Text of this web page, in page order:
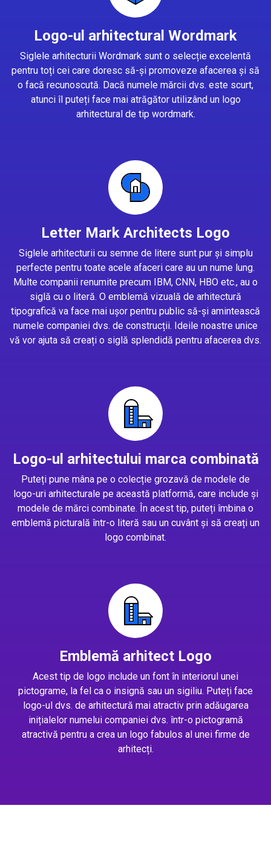
Logo-ul arhitectural Wordmark
Siglele arhitecturii Wordmark sunt o selecție excelentă
pentru toți cei care doresc să-și promoveze afacerea și să
o facă recunoscută. Dacă numele mărcii dvs. este scurt,
atunci îl puteți face mai atrăgător utilizând un logo
arhitectural de tip wordmark.
Letter Mark Architects Logo
Siglele arhitecturii cu semne de litere sunt pur și simplu
perfecte pentru toate acele afaceri care au un nume lung.
Multe companii renumite precum IBM, CNN, HBO etc., au o
siglă cu o literă. O emblemă vizuală de arhitectură
tipografică va face mai ușor pentru public să-și amintească
numele companiei dvs. de construcții. Ideile noastre unice
vă vor ajuta să creați o siglă splendidă pentru afacerea dvs.
Logo-ul arhitectului marca combinată
Puteți pune mâna pe o colecție grozavă de modele de
logo-uri arhitecturale pe această platformă, care include și
modele de mărci combinate. În acest tip, puteți îmbina o
emblemă picturală într-o literă sau un cuvânt și să creați un
logo combinat.
Emblemă arhitect Logo
Acest tip de logo include un font în interiorul unei
pictograme, la fel ca o insignă sau un sigiliu. Puteți face
logo-ul dvs. de arhitectură mai atractiv prin adăugarea
inițialelor numelui companiei dvs. într-o pictogramă
atractivă pentru a crea un logo fabulos al unei firme de
arhitecți.